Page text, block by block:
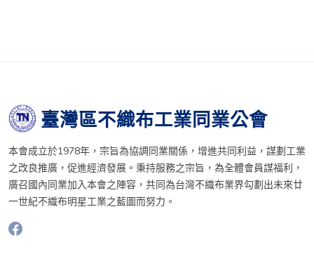
臺灣區不織布工業同業公會
本會成立於1978年，宗旨為協調同業關係，增進共同利益，謀劃工業
之改良推廣，促進經濟發展。秉持服務之宗旨，為全體會員謀福利，
廣召國內同業加入本會之陣容，共同為台灣不織布業界勾劃出未來廿
一世紀不織布明星工業之藍圖而努力。